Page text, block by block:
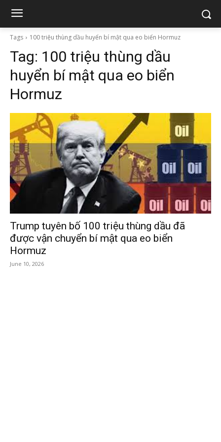
Tags 100 triệu thùng dầu huyển bí mật qua eo biển Hormuz
Tag: 100 triệu thùng dầu
huyển bí mật qua eo biển
Hormuz
Trump tuyên bố 100 triệu thùng dầu đã
được vận chuyển bí mật qua eo biển
Hormuz
June 10, 2026